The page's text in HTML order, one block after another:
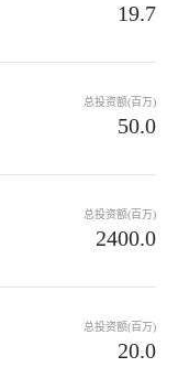
19.7
总投资额(百万)
50.0
总投资额(百万)
2400.0
总投资额(百万)
20.0